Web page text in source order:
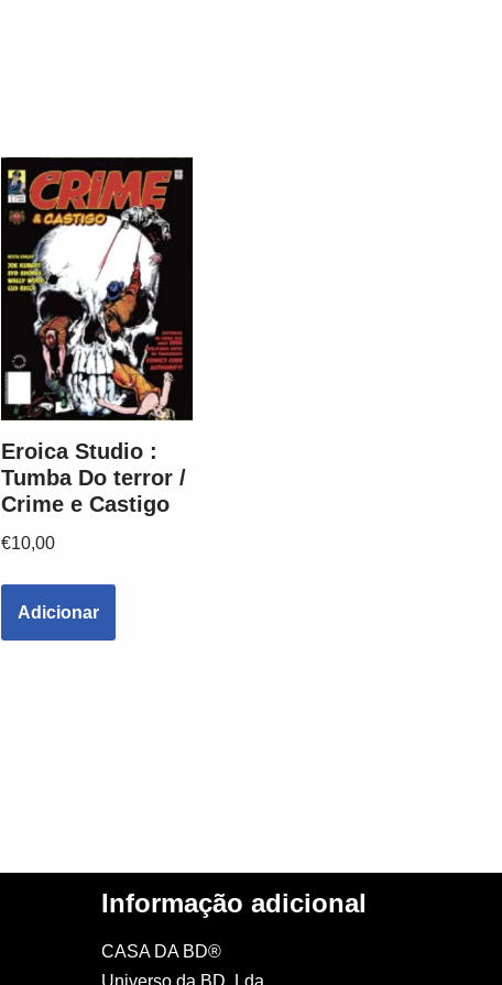
Eroica Studio :
Tumba Do terror /
Crime e Castigo
€10,00
Adicionar
Informação adicional
CASA DA BD®
Universo da BD, Lda.